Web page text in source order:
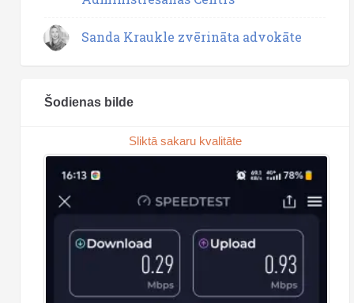
Sanda Kraukle zvērināta advokāte
Šodienas bilde
Sliktā sakaru kvalitāte